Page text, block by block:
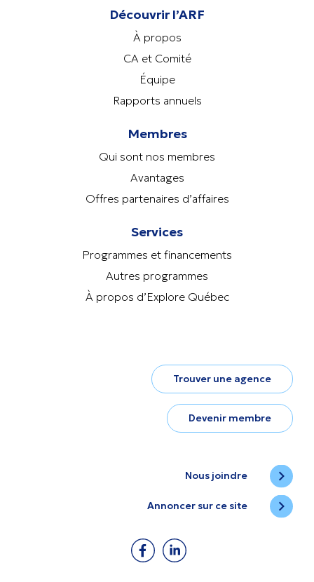
Découvrir l’ARF
À propos
CA et Comité
Équipe
Rapports annuels
Membres
Qui sont nos membres
Avantages
Offres partenaires d’affaires
Services
Programmes et financements
Autres programmes
À propos d’Explore Québec
Trouver une agence
Devenir membre
Nous joindre
Annoncer sur ce site